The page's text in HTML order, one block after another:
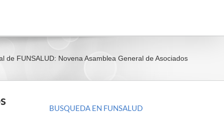
de FUNSALUD: Novena Asamblea General de Asociados
BUSQUEDA EN FUNSALUD